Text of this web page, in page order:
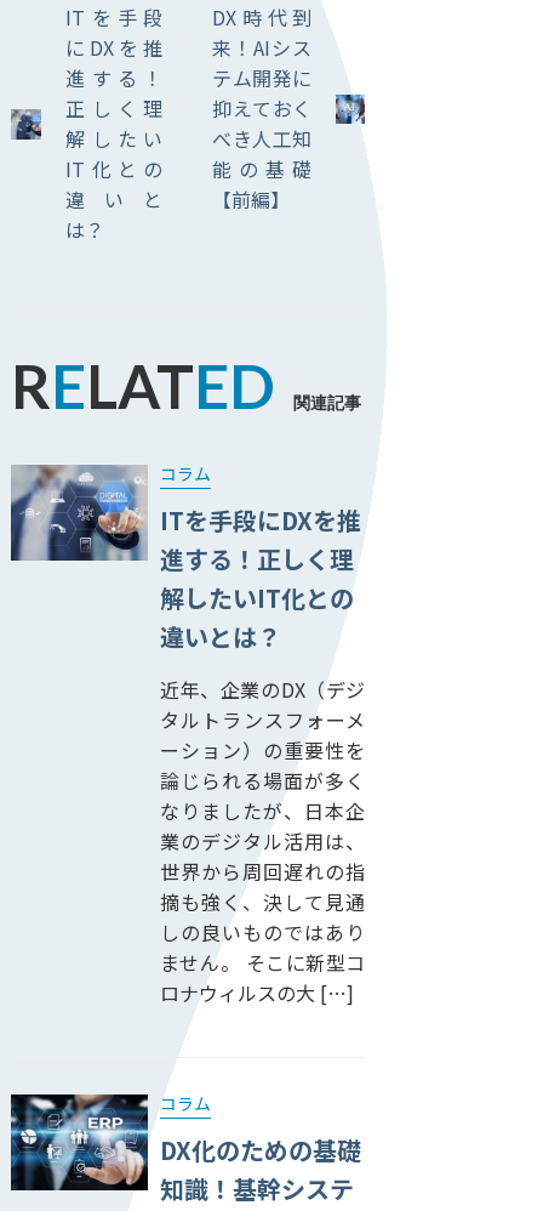
ITを手段
にDXを推
進する！
正しく理
解したい
IT化との
違いと
は？
DX時代到
来！AIシス
テム開発に
抑えておく
べき人工知
能の基礎
【前編】
RELATED
コラム
ITを手段にDXを推
進する！正しく理
解したいIT化との
違いとは？
近年、企業のDX（デジ
タルトランスフォーメ
ーション）の重要性を
論じられる場面が多く
なりましたが、日本企
業のデジタル活用は、
世界から周回遅れの指
摘も強く、決して見通
しの良いものではあり
ません。 そこに新型コ
ロナウィルスの大 […]
コラム
DX化のための基礎
知識！基幹システ